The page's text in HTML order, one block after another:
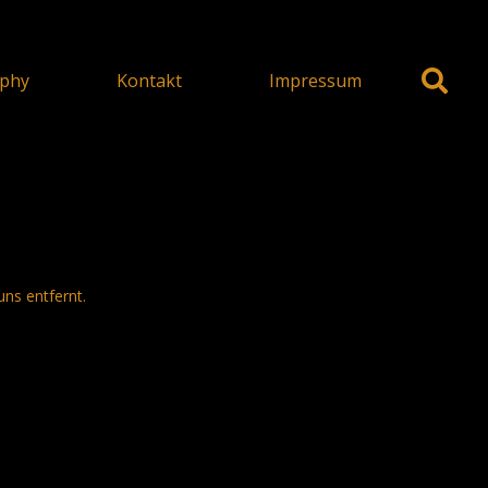
Kontakt Impressum
entfernt.